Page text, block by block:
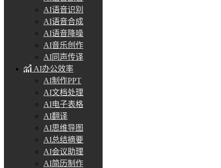
AI语音识别
AI语音合成
AI语音降噪
AI音乐创作
AI同声传译
AI办公效率
AI制作PPT
AI文档处理
AI电子表格
AI翻译
AI思维导图
AI总结摘要
AI会议助理
AI简历制作